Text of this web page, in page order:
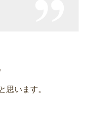
思います。